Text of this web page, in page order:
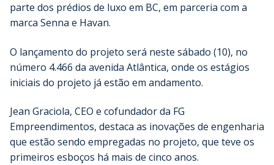
parte dos prédios de luxo em BC, em parceria com a
marca Senna e Havan.
O lançamento do projeto será neste sábado (10), no
número 4.466 da avenida Atlântica, onde os estágios
iniciais do projeto já estão em andamento.
Jean Graciola, CEO e cofundador da FG
Empreendimentos, destaca as inovações de engenharia
que estão sendo empregadas no projeto, que teve os
primeiros esboços há mais de cinco anos.